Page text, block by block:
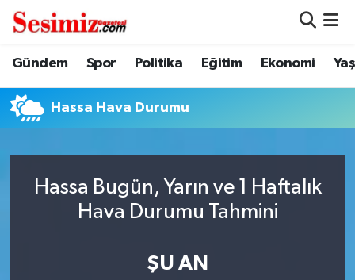
Gündem Spor Politika Eğitim Ekonomi
Hassa Hava Durumu
Hassa Bugün, Yarın ve 1 Haftalık
Hava Durumu Tahmini
ŞU AN
Dünya
Eğitim
Genel
Gündem
Nöbetçi Eczaneler
Hava Durumu
Trafik Durumu
Süper Lig Puan Durumu ve Fikstür